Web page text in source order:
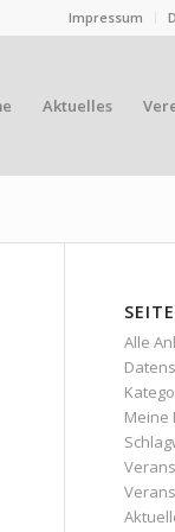
Impressum
Aktuelles
Alle
Meine